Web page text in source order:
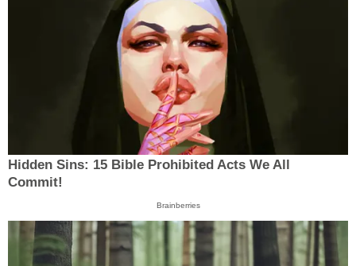
Hidden Sins: 15 Bible Prohibited Acts We All
Commit!
Brainberries